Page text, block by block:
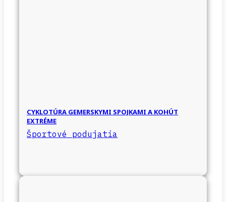
CYKLOTÚRA GEMERSKYMI SPOJKAMI A KOHÚT
EXTRÉME
Športové podujatia